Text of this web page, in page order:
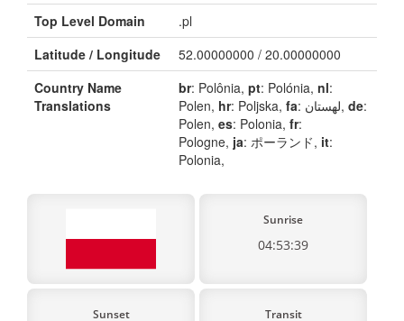
Top Level Domain
.pl
Latitude / Longitude
52.00000000 / 20.00000000
Country Name
Translations
br: Polônia, pt: Polónia, nl:
Polen, hr: Poljska, fa : لهستان, de:
Polen, es: Polonia, fr:
Pologne, ja: ポーランド, it:
Polonia,
Sunrise
04:53:39
Sunset Transit